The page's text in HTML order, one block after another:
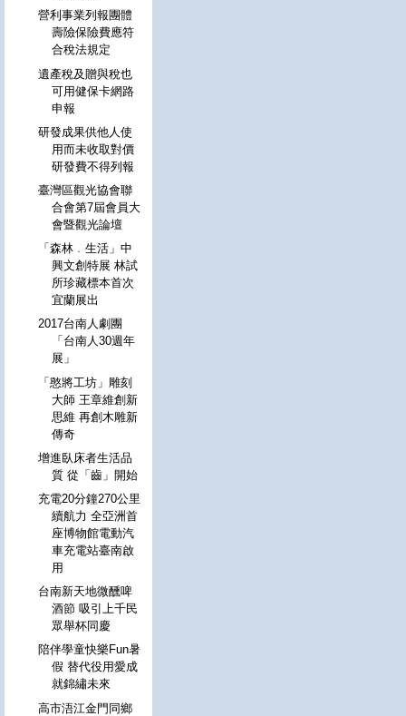
營利事業列報團體
壽險保險費應符
合稅法規定
遺產稅及贈與稅也
可用健保卡網路
申報
研發成果供他人使
用而未收取對價
研發費不得列報
臺灣區觀光協會聯
合會第7屆會員大
會暨觀光論壇
「森林﹒生活」中
興文創特展 林試
所珍藏標本首次
宜蘭展出
2017台南人劇團
「台南人30週年
展」
「憨將工坊」雕刻
大師 王章維創新
思維 再創木雕新
傳奇
增進臥床者生活品
質 從「齒」開始
充電20分鐘270公里
續航力 全亞洲首
座博物館電動汽
車充電站臺南啟
用
台南新天地微醺啤
酒節 吸引上千民
眾舉杯同慶
陪伴學童快樂Fun暑
假 替代役用愛成
就錦繡未來
高市浯江金門同鄉